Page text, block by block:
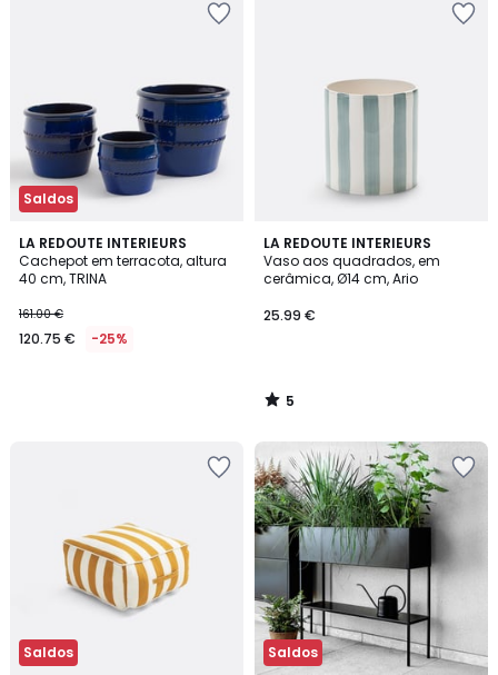
Saldos
LA REDOUTE INTERIEURS
Cachepot em terracota, altura
40 cm, TRINA
161.00 €
120.75 € -25%
LA REDOUTE INTERIEURS
Vaso aos quadrados, em
cerâmica, Ø14 cm, Ario
25.99 €
5
/
5
5
/
Saldos Saldos